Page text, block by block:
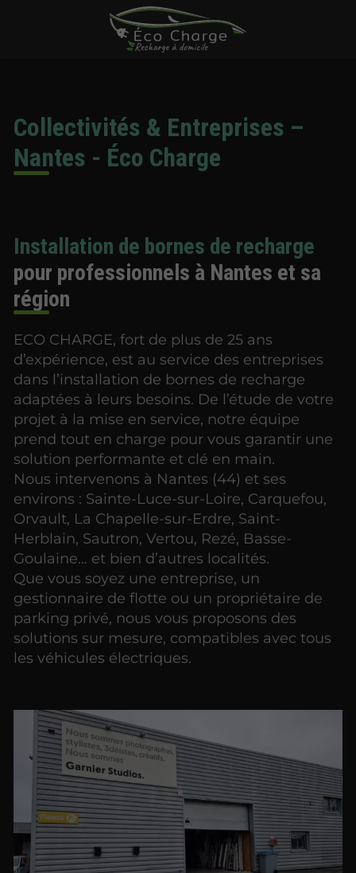
Collectivités & Entreprises –
Nantes - Éco Charge
Installation de bornes de recharge
pour professionnels à Nantes et sa
région
ECO CHARGE, fort de plus de 25 ans
d’expérience, est au service des entreprises
dans l’installation de bornes de recharge
adaptées à leurs besoins. De l’étude de votre
projet à la mise en service, notre équipe
prend tout en charge pour vous garantir une
solution performante et clé en main.
Nous intervenons à Nantes (44) et ses
environs : Sainte-Luce-sur-Loire, Carquefou,
Orvault, La Chapelle-sur-Erdre, Saint-
Herblain, Sautron, Vertou, Rezé, Basse-
Goulaine… et bien d’autres localités.
Que vous soyez une entreprise, un
gestionnaire de flotte ou un propriétaire de
parking privé, nous vous proposons des
solutions sur mesure, compatibles avec tous
les véhicules électriques.